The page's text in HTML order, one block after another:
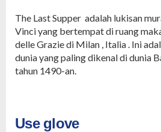
The Last Supper adalah lukisan
Vinci yang bertempat di ruang
delle Grazie di Milan , Italia . Ini
dunia yang paling dikenal di dunia
tahun 1490-an.
Use glove